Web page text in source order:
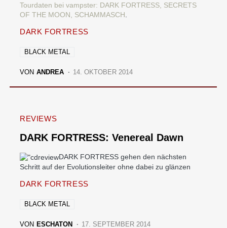
Tourdaten bei vampster: DARK FORTRESS, SECRETS
OF THE MOON, SCHAMMASCH
DARK FORTRESS
BLACK METAL
VON ANDREA 14. OKTOBER 2014
REVIEWS
DARK FORTRESS: Venereal Dawn
DARK FORTRESS gehen den nächsten
Schritt auf der Evolutionsleiter ohne dabei zu glänzen
DARK FORTRESS
BLACK METAL
VON ESCHATON 17. SEPTEMBER 2014